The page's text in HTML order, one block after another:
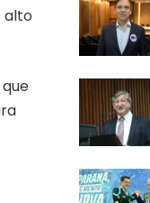
alto